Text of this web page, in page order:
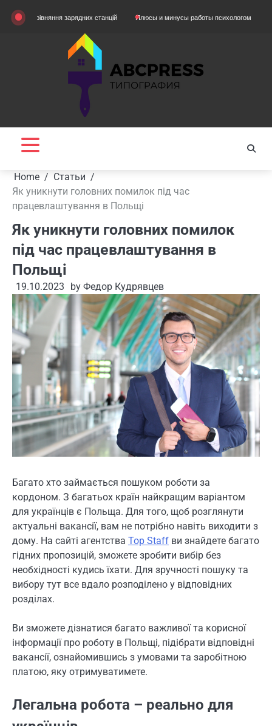
зарядних станцій Плюсы и минусы работы психологом Домашняя
Home
Статьи
Як уникнути головних помилок під час
працевлаштування в Польщі
Як уникнути головних помилок
під час працевлаштування в
Польщі
19.10.2023 by Федор Кудрявцев
Багато хто займається пошуком роботи за
кордоном. З багатьох країн найкращим варіантом
для українців є Польща. Для того, щоб розглянути
актуальні вакансії, вам не потрібно навіть виходити з
дому. На сайті агентства Top Staff ви знайдете багато
гідних пропозицій, зможете зробити вибір без
необхідності кудись їхати. Для зручності пошуку та
вибору тут все вдало розподілено у відповідних
розділах.
Ви зможете дізнатися багато важливої та корисної
інформації про роботу в Польщі, підібрати відповідні
вакансії, ознайомившись з умовами та заробітною
платою, яку отримуватимете.
Легальна робота – реально для